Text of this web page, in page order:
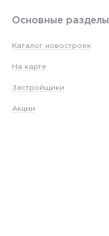
Основные разделы
Каталог новостроек
На карте
Застройщики
Акции